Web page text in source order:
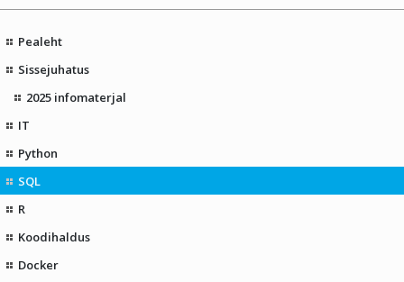
Pealeht
Sissejuhatus
2025 infomaterjal
IT
Python
SQL
R
Koodihaldus
Docker